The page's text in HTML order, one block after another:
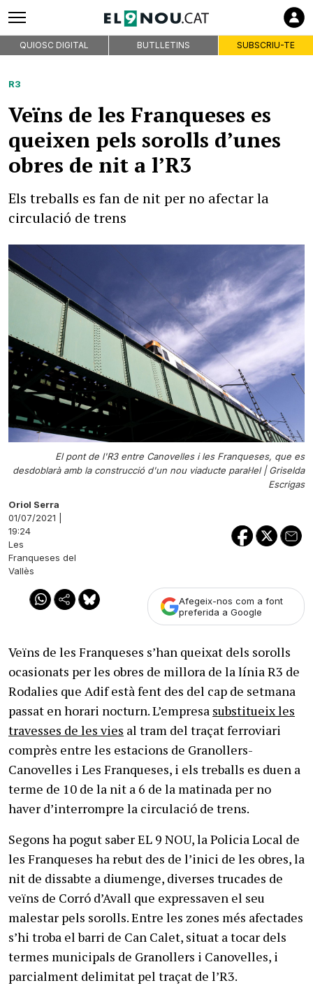
QUIOSC DIGITAL BUTLLETINS SUBSCRIU-TE
R3
Veïns de les Franqueses es
queixen pels sorolls d’unes
obres de nit a l’R3
Els treballs es fan de nit per no afectar la
circulació de trens
El pont de l'R3 entre Canovelles i les Franqueses, que es
desdoblarà amb la construcció d'un nou viaducte paral·lel |Griselda
Escrigas
Oriol Serra
01/07/2021 |
19:24
Les
Franqueses del
Vallès
Afegeix-nos com a font
preferida a Google
Veïns de les Franqueses s’han queixat dels sorolls
ocasionats per les obres de millora de la línia R3 de
Rodalies que Adif està fent des del cap de setmana
passat en horari nocturn. L’empresa substitueix les
travesses de les vies al tram del traçat ferroviari
comprès entre les estacions de Granollers-
Canovelles i Les Franqueses, i els treballs es duen a
terme de 10 de la nit a 6 de la matinada per no
haver d’interrompre la circulació de trens.
Segons ha pogut saber EL 9 NOU, la Policia Local de
les Franqueses ha rebut des de l’inici de les obres, la
nit de dissabte a diumenge, diverses trucades de
veïns de Corró d’Avall que expressaven el seu
malestar pels sorolls. Entre les zones més afectades
s’hi troba el barri de Can Calet, situat a tocar dels
termes municipals de Granollers i Canovelles, i
parcialment delimitat pel traçat de l’R3.